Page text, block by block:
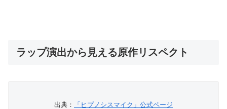
ラップ演出から見える原作リスペクト
出典： 「ヒプノシスマイク」公式ページ